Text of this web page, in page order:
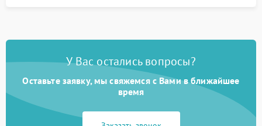
У Вас остались вопросы?
Оставьте заявку, мы свяжемся с Вами в ближайшее
время